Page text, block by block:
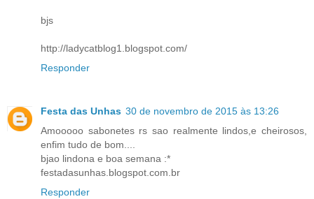
bjs
http://ladycatblog1.blogspot.com/
Responder
Festa das Unhas 30 de novembro de 2015 às 13:26
Amooooo sabonetes rs sao realmente lindos,e cheirosos,
enfim tudo de bom....
bjao lindona e boa semana :*
festadasunhas.blogspot.com.br
Responder